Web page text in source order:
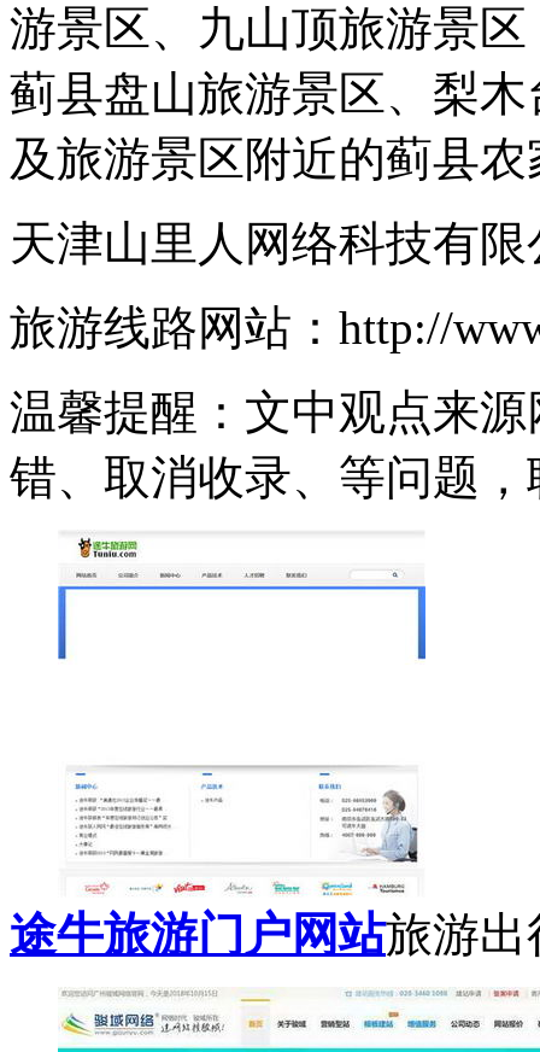
游景区、九山顶旅游景
蓟县盘山旅游景区、梨
及旅游景区附近的蓟县
天津山里人网络科技有限
旅游线路网站：http://
温馨提醒：文中观点来
错、取消收录、等问题
途牛旅游门户网站旅游出